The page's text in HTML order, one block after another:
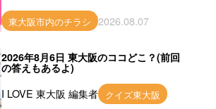
東大阪市内のチラシ 2026.08.07
2026年8月6日 東大阪のココどこ？(前回
の答えもあるよ)
I LOVE 東大阪 編集者 クイズ東大阪